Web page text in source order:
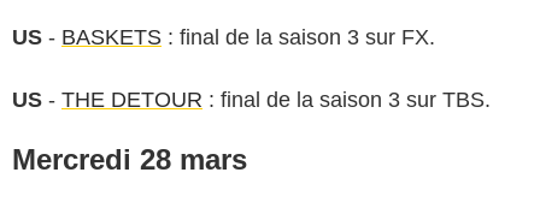
US - BASKETS : final de la saison 3 sur FX.
US - THE DETOUR : final de la saison 3 sur TBS.
Mercredi 28 mars